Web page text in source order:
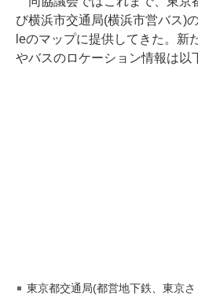
び横浜市交通局(横浜市営バス)
leのマップに提供してきた。新
やバスのロケーション情報は以
東京都交通局(都営地下鉄、東京